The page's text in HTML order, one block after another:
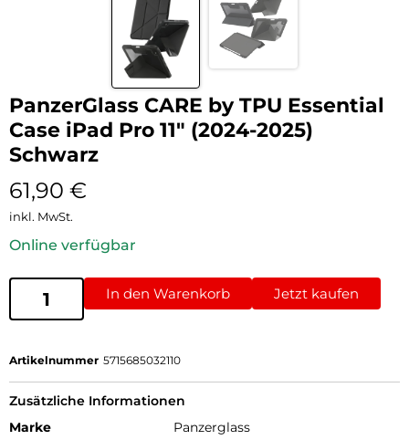
PanzerGlass CARE by TPU Essential
Case iPad Pro 11″ (2024-2025)
Schwarz
61,90 €
inkl. MwSt.
Online verfügbar
In den Warenkorb Jetzt kaufen
Artikelnummer 5715685032110
Zusätzliche Informationen
Marke
Panzerglass